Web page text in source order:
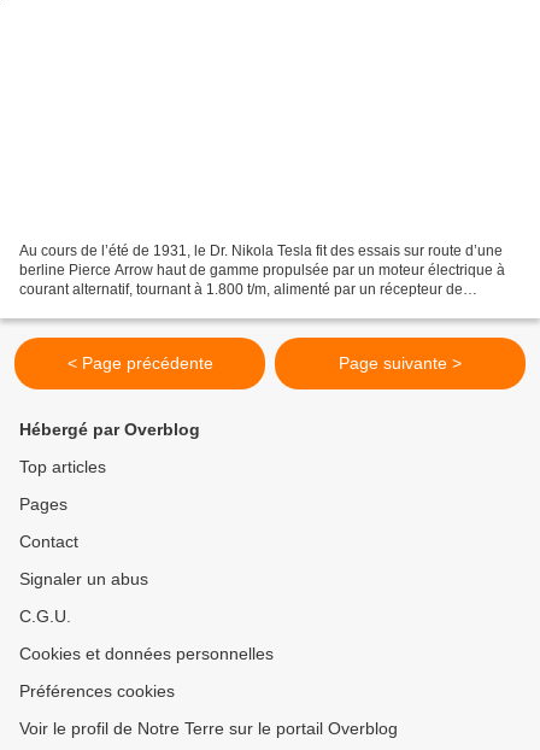
Au cours de l’été de 1931, le Dr. Nikola Tesla fit des essais sur route d’une
berline Pierce Arrow haut de gamme propulsée par un moteur électrique à
courant alternatif, tournant à 1.800 t/m, alimenté par un récepteur de
< Page précédente Page suivante >
Hébergé par Overblog
Top articles
Pages
Contact
Signaler un abus
C.G.U.
Cookies et données personnelles
Préférences cookies
Voir le profil de Notre Terre sur le portail Overblog